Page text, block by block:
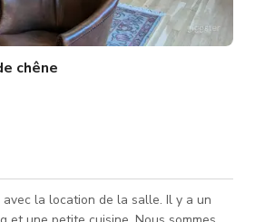
chêne
la location de la salle. Il y a un